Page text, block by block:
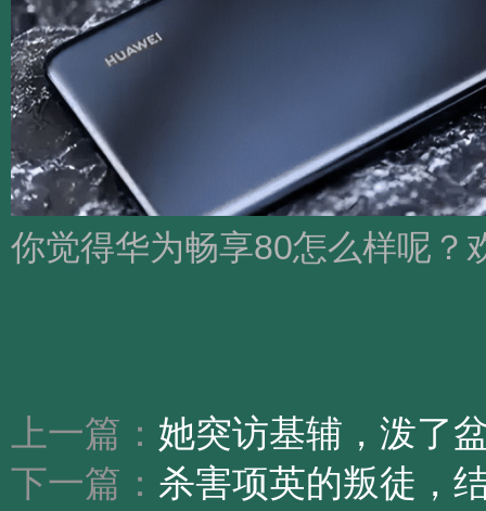
你觉得华为畅享80怎么样呢？
上一篇： 她突访基辅，泼了
下一篇： 杀害项英的叛徒，